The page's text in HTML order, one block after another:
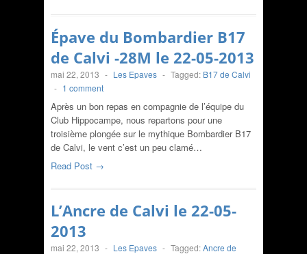
Épave du Bombardier B17
de Calvi -28M le 22-05-2013
mai 22, 2013 - Les Epaves - Tagged: B17 de Calvi
- 1 comment
Après un bon repas en compagnie de l’équipe du
Club Hippocampe, nous repartons pour une
troisième plongée sur le mythique Bombardier B17
de Calvi, le vent c’est un peu clamé…
Read Post →
L’Ancre de Calvi le 22-05-
2013
mai 22, 2013 - Les Epaves - Tagged:Ancre de